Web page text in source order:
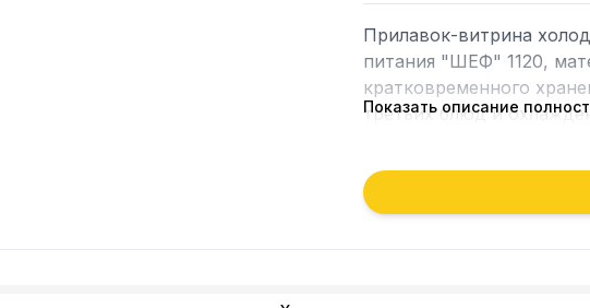
Прилавок-витрина
питания "ШЕФ" 1120,
кратковременного
третьих блюд и
или в составе
для эксплуатации в
климатическими
и относительная
Показать описание